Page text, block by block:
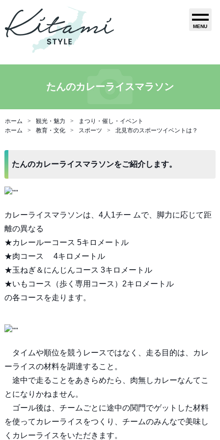
MENU
たんのカレーライスマラソン
ホーム 観光・魅力
まつり・催し・イベント
ホーム
教育・文化 スポーツ 北見市のスポーツイベントは？
たんのカレーライスマラソンをご紹介します。
カレーライスマラソンは、4人1チー ムで、脚力に応じて距
離の異なる
★カレールーコース 5キロメートル
★肉コース 4キロメートル
★玉ねぎ＆にんじんコース 3キロメートル
★いもコース（歩く専用コース）2キロメートル
の各コースを走ります。
タイムや順位を競うレースではなく、走る目的は、カレ
ーライスの材料を調達すること。
途中で走ることをあきらめたら、肉無しカレーなんてこ
とになりかねません。
ゴール後は、チームごとに途中の関門でゲットした材料
を使ってカレーライスをつくり、チームのみんなで美味し
くカレーライスをいただきます。